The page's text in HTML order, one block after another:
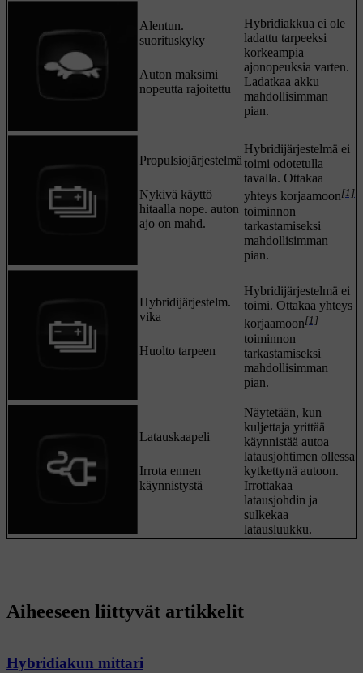
Alentun.
suorituskyky
Auton maksimi
nopeutta rajoitettu
Hybridiakkua ei ole
ladattu tarpeeksi
korkeampia
ajonopeuksia varten.
Ladatkaa akku
mahdollisimman
pian.
Propulsiojärjestelmä
Nykivä käyttö
hitaalla nope. auton
ajo on mahd.
Hybridijärjestelmä ei
toimi odotetulla
tavalla. Ottakaa
yhteys korjaamoon[1]
toiminnon
tarkastamiseksi
mahdollisimman
pian.
Hybridijärjestelm.
vika
Huolto tarpeen
Hybridijärjestelmä ei
toimi. Ottakaa yhteys
korjaamoon[1]
toiminnon
tarkastamiseksi
mahdollisimman
pian.
Latauskaapeli
Irrota ennen
käynnistystä
Näytetään, kun
kuljettaja yrittää
käynnistää autoa
latausjohtimen ollessa
kytkettynä autoon.
Irrottakaa
latausjohdin ja
sulkekaa
latausluukku.
Aiheeseen liittyvät artikkelit
Hybridiakun mittari